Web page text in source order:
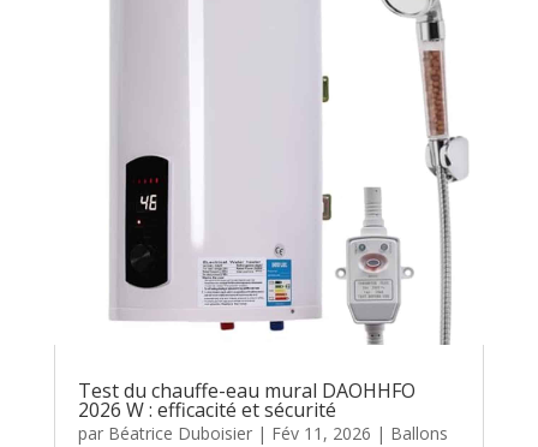
Test du chauffe-eau mural DAOHHFO
2026 W : efficacité et sécurité
par Béatrice Duboisier| Fév 11, 2026 | Ballons